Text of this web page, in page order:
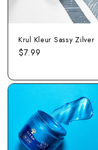
Krul Kleur Sassy Zilver
Normale
$7.99